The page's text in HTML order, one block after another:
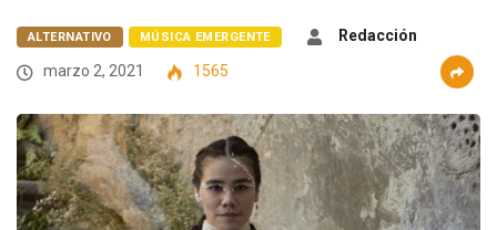
ALTERNATIVO MÚSICA EMERGENTE
Redacción
marzo 2, 2021
1565